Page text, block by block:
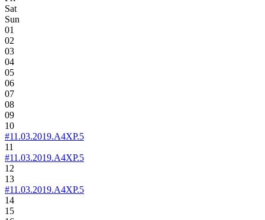
Sat
Sun
01
02
03
04
05
06
07
08
09
10
#11.03.2019.A4XP.5
11
#11.03.2019.A4XP.5
12
13
#11.03.2019.A4XP.5
14
15